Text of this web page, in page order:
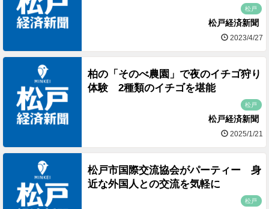
松戸
松戸経済新聞
2023/4/27
柏の「そのべ農園」で夜のイチゴ狩り
体験 2種類のイチゴを堪能
松戸
松戸経済新聞
2025/1/21
松戸市国際交流協会がパーティー 身
近な外国人との交流を気軽に
松戸